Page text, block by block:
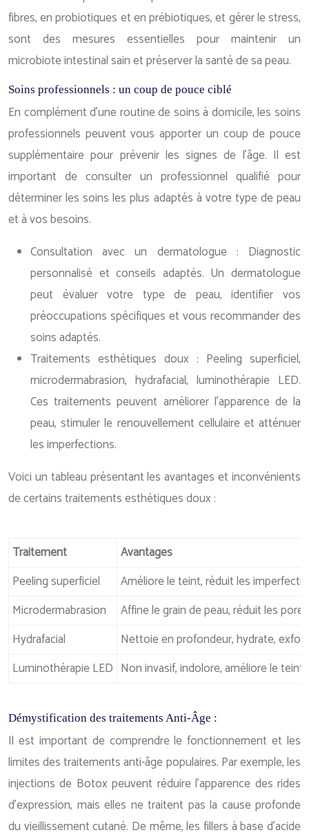
fibres, en probiotiques et en prébiotiques, et gérer le stress,
sont des mesures essentielles pour maintenir un
microbiote intestinal sain et préserver la santé de sa peau.
Soins professionnels : un coup de pouce ciblé
En complément d’une routine de soins à domicile, les soins
professionnels peuvent vous apporter un coup de pouce
supplémentaire pour prévenir les signes de l’âge. Il est
important de consulter un professionnel qualifié pour
déterminer les soins les plus adaptés à votre type de peau
et à vos besoins.
Consultation avec un dermatologue : Diagnostic
personnalisé et conseils adaptés. Un dermatologue
peut évaluer votre type de peau, identifier vos
préoccupations spécifiques et vous recommander des
soins adaptés.
Traitements esthétiques doux : Peeling superficiel,
microdermabrasion, hydrafacial, luminothérapie LED.
Ces traitements peuvent améliorer l’apparence de la
peau, stimuler le renouvellement cellulaire et atténuer
les imperfections.
Voici un tableau présentant les avantages et inconvénients
de certains traitements esthétiques doux :
Traitement
Avantages
Peeling superficiel
Améliore le teint, réduit les
Microdermabrasion
Affine le grain de peau, réduit les
Hydrafacial
Nettoie en profondeur, hydrate,
Luminothérapie LED Non invasif, indolore, améliore le
Démystification des traitements Anti-Âge :
Il est important de comprendre le fonctionnement et les
limites des traitements anti-âge populaires. Par exemple, les
injections de Botox peuvent réduire l’apparence des rides
d’expression, mais elles ne traitent pas la cause profonde
du vieillissement cutané. De même, les fillers à base d’acide